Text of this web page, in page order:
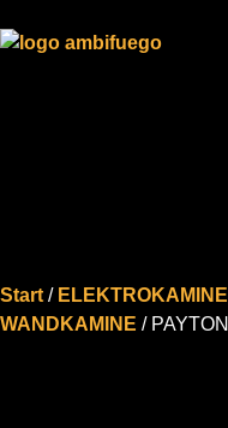
Start / ELEKTROKAMINE
WANDKAMINE / PAYTON